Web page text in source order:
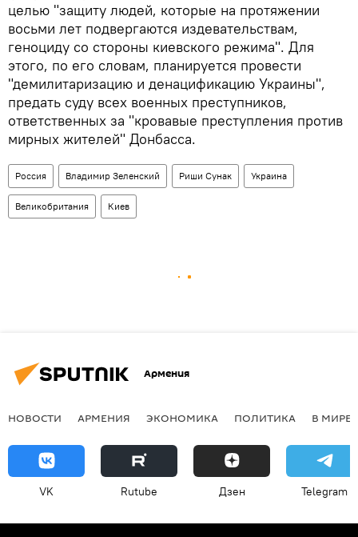
целью "защиту людей, которые на протяжении
восьми лет подвергаются издевательствам,
геноциду со стороны киевского режима". Для
этого, по его словам, планируется провести
"демилитаризацию и денацификацию Украины",
предать суду всех военных преступников,
ответственных за "кровавые преступления против
мирных жителей" Донбасса.
Россия Владимир Зеленский Риши Сунак Украина
Великобритания Киев
Армения
НОВОСТИ АРМЕНИЯ ЭКОНОМИКА ПОЛИТИКА В МИРЕ
VK Rutube Дзен Telegram